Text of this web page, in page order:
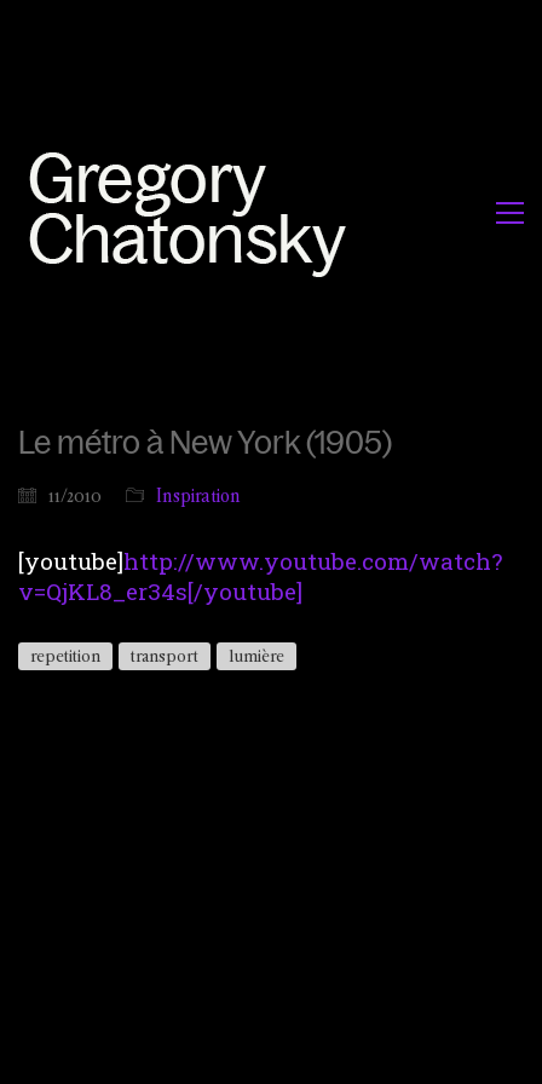
Le métro à New York (1905)
11/2010 Inspiration
[youtube]http://www.youtube.com/watch?
v=QjKL8_er34s[/youtube]
repetition transport lumière